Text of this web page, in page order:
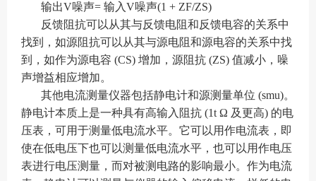
输出V噪声= 输入V噪声(1 + ZF/ZS)
反馈阻抗可以从其与反馈电阻和反馈电容的关系中
找到，如源阻抗可以从其与源电阻和源电容的关系中找
到，如作为源电容 (CS) 增加，源阻抗 (ZS) 值减小，噪
声增益相应增加。
其他电流测量仪器包括静电计和源测量单位 (smu)。
静电计本质上是一种具有高输入阻抗 (1t Ω 及更高) 的电
压表，可用于测量低电流水平。它可以用作电流表，即
使在低电压下也可以测量低电流水平，也可以用作电压
表进行电压测量，而对被测电路的影响最小。作为电流